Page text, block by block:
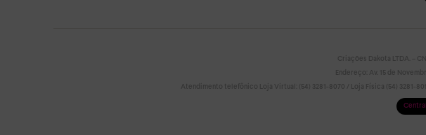
Criações Dakota LTDA. –
Endereço: Av. 15 de
Atendimento telefônico Loja Virtual: (54) 3281-8070 / Loja Física (54) 3281-